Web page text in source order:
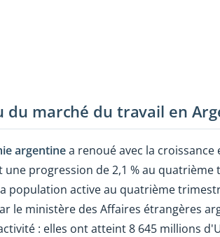
du marché du travail en
argentinea renoué avec la croissance
une progression de 2,1 % au quatrième
population active au quatrième
le ministère des Affaires étrangères
: elles ont atteint 8 645 millions